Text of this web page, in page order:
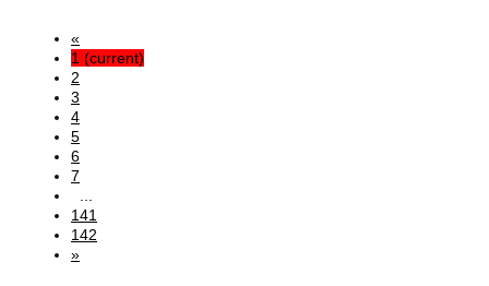
«
1 (current)
2
3
4
5
6
7
...
141
142
»